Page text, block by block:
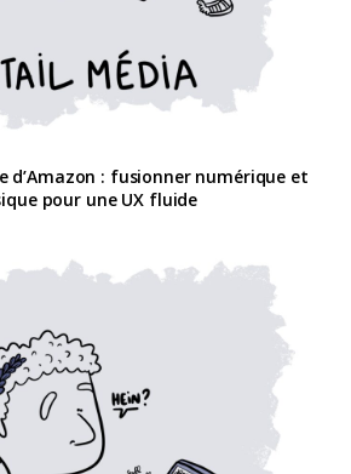
d’Amazon : fusionner numérique et
pour une UX fluide